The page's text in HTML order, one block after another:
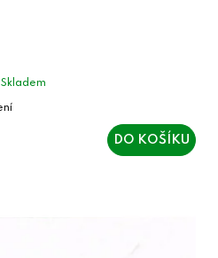
Skladem
DO KOŠÍKU